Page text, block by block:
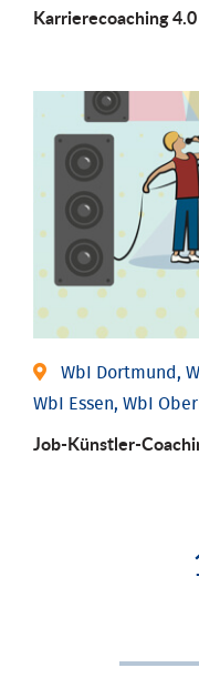
Karriere­coaching 4.0
WbI Dortmund,
WbI Essen, WbI
Job-Künstler-